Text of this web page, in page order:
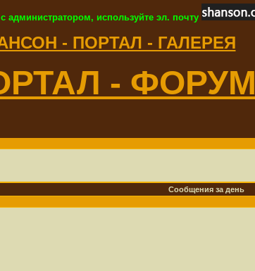
используйте эл. почту
- ПОРТАЛ - ГАЛЕРЕЯ
- ФОРУМ
Сообщения за день